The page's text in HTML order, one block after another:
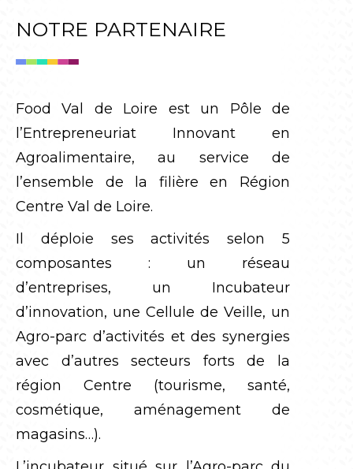
NOTRE PARTENAIRE
Food Val de Loire est un Pôle de
l’Entrepreneuriat Innovant en
Agroalimentaire, au service de
l’ensemble de la filière en Région
Centre Val de Loire.
Il déploie ses activités selon 5
composantes : un réseau
d’entreprises, un Incubateur
d’innovation, une Cellule de Veille, un
Agro-parc d’activités et des synergies
avec d’autres secteurs forts de la
région Centre (tourisme, santé,
cosmétique, aménagement de
magasins…).